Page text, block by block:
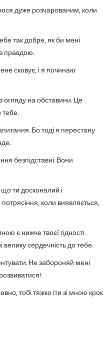
дуже розчарованим, коли
так добре, як би мені
правдою.
сковує, і я починаю
на обставини. Це
тебе.
Бо тоді я перестану
безпідставні. Вони
ти досконалий і
коли виявляється,
є нижче твоєї гідності.
сердечність до тебе.
Не забороняй мені
тобі тяжко іти зі мною крок